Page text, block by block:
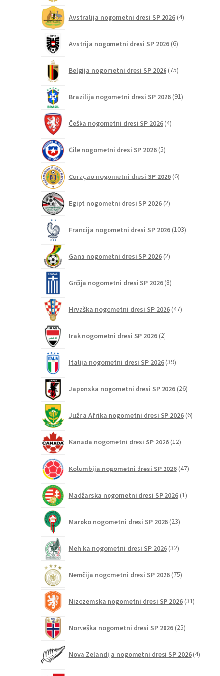
Avstralija nogometni dresi SP 2026 4izdelki
Avstrija nogometni dresi SP 2026 6izdelkov
Belgija nogometni dresi SP 2026 75izdelkov
Brazilija nogometni dresi SP 2026 91izdelkov
Češka nogometni dresi SP 2026 4izdelki
Čile nogometni dresi SP 2026 5izdelkov
Curaçao nogometni dresi SP 2026 6izdelkov
Egipt nogometni dresi SP 2026 2izdelka
Francija nogometni dresi SP 2026 103izdelki
Gana nogometni dresi SP 2026 2izdelka
Grčija nogometni dresi SP 2026 8izdelkov
Hrvaška nogometni dresi SP 2026 47izdelkov
Irak nogometni dresi SP 2026 2izdelka
Italija nogometni dresi SP 2026 39izdelkov
Japonska nogometni dresi SP 2026 26izdelkov
Južna Afrika nogometni dresi SP 2026 6izdelkov
Kanada nogometni dresi SP 2026 12izdelkov
Kolumbija nogometni dresi SP 2026 47izdelkov
Madžarska nogometni dresi SP 2026 1izdelek
Maroko nogometni dresi SP 2026 23izdelkov
Mehika nogometni dresi SP 2026 32izdelkov
Nemčija nogometni dresi SP 2026 75izdelkov
Nizozemska nogometni dresi SP 2026 31izdelkov
Norveška nogometni dresi SP 2026 25izdelkov
Nova Zelandija nogometni dresi SP 2026 4izdelki